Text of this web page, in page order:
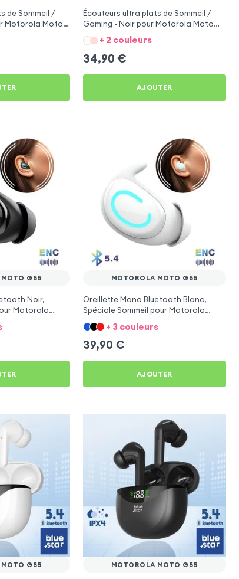
de Sommeil /
Motorola Moto
Écouteurs ultra plats de Sommeil /
Gaming - Noir pour Motorola Moto
G55
+ 2 couleurs
34,90 €
AJOUTER
G55
Noir,
Motorola
MOTOROLA MOTO G55
Oreillette Mono Bluetooth Blanc,
Spéciale Sommeil pour Motorola
Moto G55
+ 3 couleurs
39,90 €
AJOUTER
G55 MOTOROLA MOTO G55